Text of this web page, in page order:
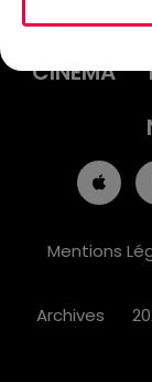
CINÉMA
Mentions
Archives